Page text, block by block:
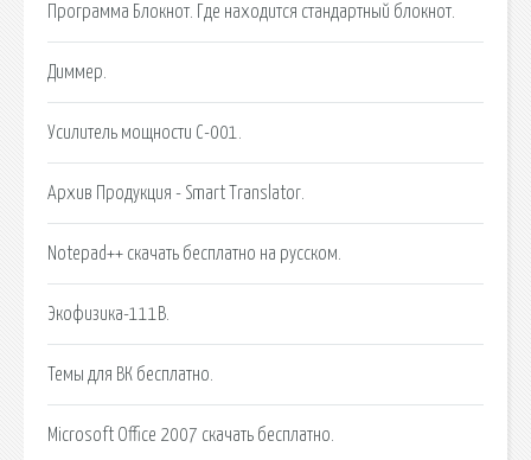
Программа Блокнот. Где находится стандартный блокнот.
Диммер.
Усилитель мощности С-001.
Архив Продукция - Smart Translator.
Notepad++ скачать бесплатно на русском.
Экофизика-111В.
Темы для ВК бесплатно.
Microsoft Office 2007 скачать бесплатно.